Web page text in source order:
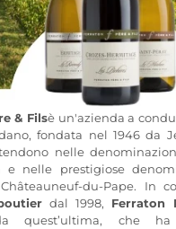
& Filsè un'azienda a
fondata nel 1946 da
nelle
e nelle prestigiose
du-Pape. In
dal 1998, Ferraton
quest’ultima, che ha